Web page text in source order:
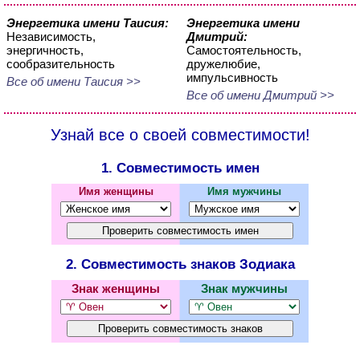
Энергетика имени Таисия:
Независимость,
энергичность,
сообразительность
Все об имени Таисия >>
Энергетика имени
Дмитрий:
Самостоятельность,
дружелюбие,
импульсивность
Все об имени Дмитрий >>
Узнай все о своей совместимости!
1. Совместимость имен
Имя женщины Имя мужчины
2. Совместимость знаков Зодиака
Знак женщины Знак мужчины